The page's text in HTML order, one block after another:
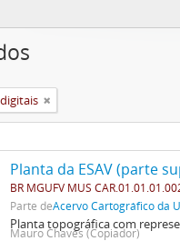
Planta da ESAV (parte
BR MGUFV MUS
Parte deAcervo Cartográfico da
Planta topográfica com
Mauro Chaves (Copiador)